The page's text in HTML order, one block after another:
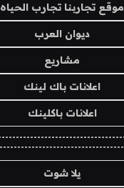
موقع تجاربنا تجارب الحياه
ديوان العرب
مشاريع
اعلانات باك لينك
اعلانات باكلينك
يلا شوت